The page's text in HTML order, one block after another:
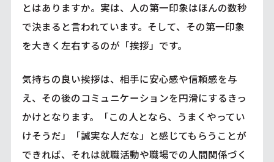
とはありますか。実は、人の第一印象はほんの数秒
で決まると言われています。そして、その第一印象
を大きく左右するのが「挨拶」です。
気持ちの良い挨拶は、相手に安心感や信頼感を与
え、その後のコミュニケーションを円滑にするきっ
かけとなります。「この人となら、うまくやってい
けそうだ」「誠実な人だな」と感じてもらうことが
できれば、それは就職活動や職場での人間関係づく